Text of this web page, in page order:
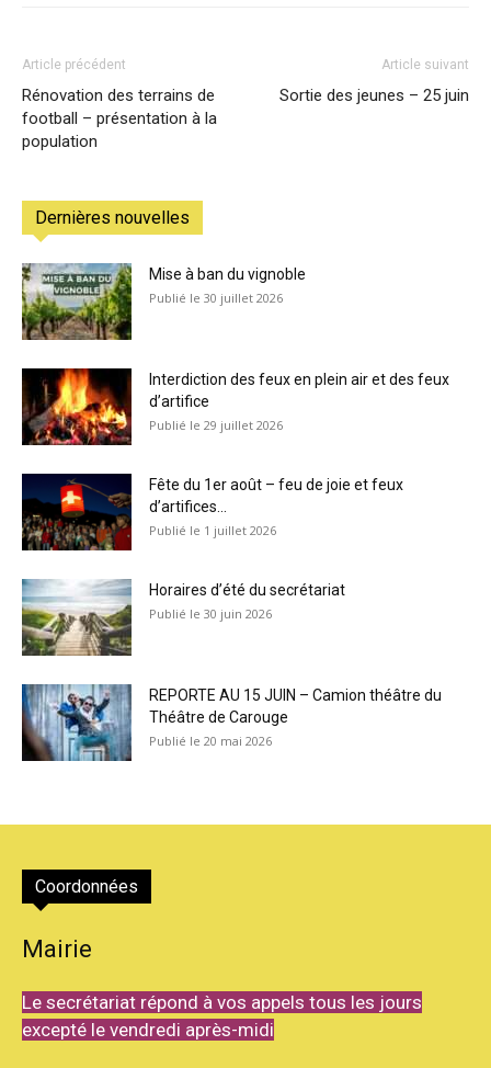
Article précédent
Rénovation des terrains de
football – présentation à la
population
Article suivant
Sortie des jeunes – 25 juin
Dernières nouvelles
Mise à ban du vignoble
30 juillet 2026
Interdiction des feux en plein air et des feux
d’artifice
29 juillet 2026
Fête du 1er août – feu de joie et feux
d’artifices...
1 juillet 2026
Horaires d’été du secrétariat
30 juin 2026
REPORTE AU 15 JUIN – Camion théâtre du
Théâtre de Carouge
20 mai 2026
Coordonnées
Mairie
Le secrétariat répond à vos appels tous les jours
excepté le vendredi après-midi